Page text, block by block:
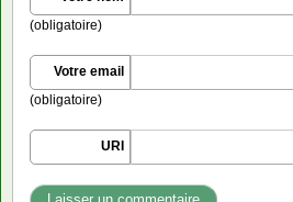
(obligatoire)
Votre email
(obligatoire)
URI